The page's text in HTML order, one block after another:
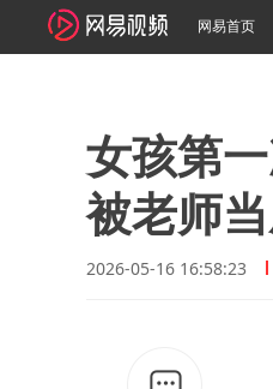
网易首页
女孩第
被老师
2026-05-16 16:58:23